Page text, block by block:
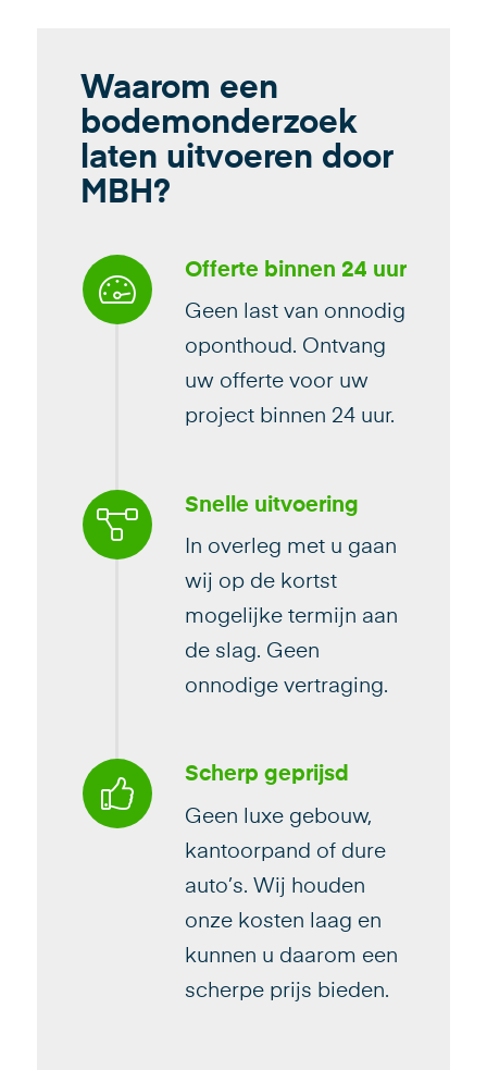
Waarom een
bodemonderzoek
laten uitvoeren door
MBH?
Offerte binnen 24 uur
Geen last van onnodig
oponthoud. Ontvang
uw offerte voor uw
project binnen 24 uur.
Snelle uitvoering
In overleg met u gaan
wij op de kortst
mogelijke termijn aan
de slag. Geen
onnodige vertraging.
Scherp geprijsd
Geen luxe gebouw,
kantoorpand of dure
auto’s. Wij houden
onze kosten laag en
kunnen u daarom een
scherpe prijs bieden.